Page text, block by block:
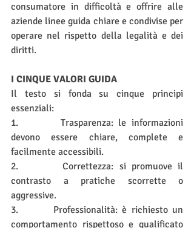
consumatore in difficoltà e offrire alle
aziende linee guida chiare e condivise per
operare nel rispetto della legalità e dei
diritti.
I CINQUE VALORI GUIDA
Il testo si fonda su cinque principi
essenziali:
1.        Trasparenza: le informazioni
devono essere chiare, complete e
facilmente accessibili.
2.        Correttezza: si promuove il
contrasto a pratiche scorrette o
aggressive.
3.        Professionalità: è richiesto un
comportamento rispettoso e qualificato